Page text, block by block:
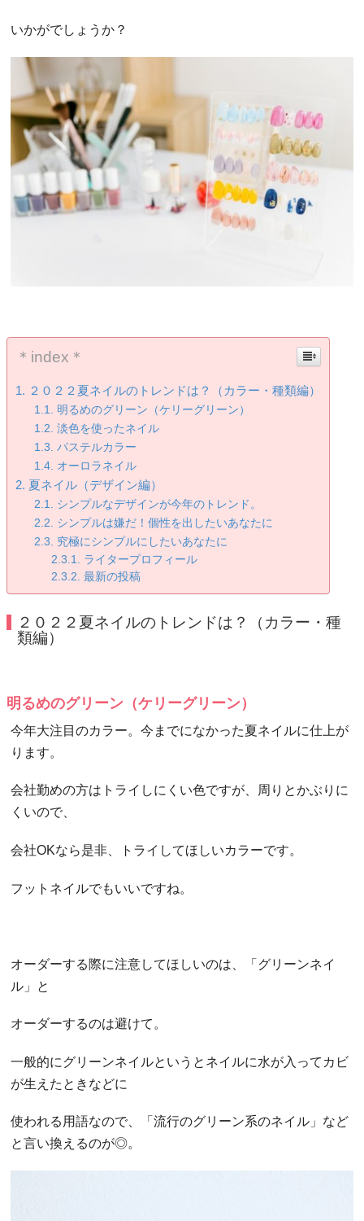
いかがでしょうか？
＊index＊
２０２２夏ネイルのトレンドは？（カラー・種類編）
明るめのグリーン（ケリーグリーン）
淡色を使ったネイル
パステルカラー
オーロラネイル
夏ネイル（デザイン編）
シンプルなデザインが今年のトレンド。
シンプルは嫌だ！個性を出したいあなたに
究極にシンプルにしたいあなたに
ライタープロフィール
最新の投稿
２０２２夏ネイルのトレンドは？（カラー・種
類編）
明るめのグリーン（ケリーグリーン）
今年大注目のカラー。今までになかった夏ネイルに仕上が
ります。
会社勤めの方はトライしにくい色ですが、周りとかぶりに
くいので、
会社OKなら是非、トライしてほしいカラーです。
フットネイルでもいいですね。
オーダーする際に注意してほしいのは、「グリーンネイ
ル」と
オーダーするのは避けて。
一般的にグリーンネイルというとネイルに水が入ってカビ
が生えたときなどに
使われる用語なので、「流行のグリーン系のネイル」など
と言い換えるのが◎。